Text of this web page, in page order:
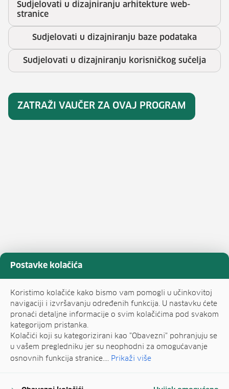
Postavke kolačića
Koristimo kolačiće kako bismo vam pomogli u učinkovitoj
navigaciji i izvršavanju određenih funkcija. U nastavku ćete
pronaći detaljne informacije o svim kolačićima pod svakom
kategorijom pristanka.
Kolačići koji su kategorizirani kao "Obavezni" pohranjuju se
u vašem pregledniku jer su neophodni za omogućavanje
osnovnih funkcija stranice.... Prikaži više
Sudjelovati u dizajniranju arhitekture web-
stranice
Sudjelovati u dizajniranju baze podataka
Sudjelovati u dizajniranju korisničkog sučelja
ZATRAŽI VAUČER ZA OVAJ PROGRAM